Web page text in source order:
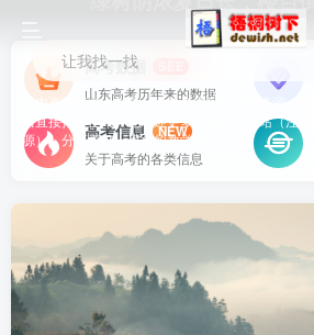
让我找一找
站内资源基本上都是一线教学实际使用的资源，
后直接打印使用。也欢迎更多老师加盟网站（注
源），分享更好、更多的教学资源。
高考数据
山东高考历年来的数据
高考信息
NEW
关于高考的各类信息